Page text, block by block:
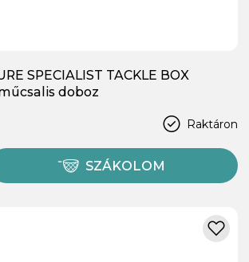
SPECIALIST TACKLE BOX
doboz
Raktáron
SZÁKOLOM